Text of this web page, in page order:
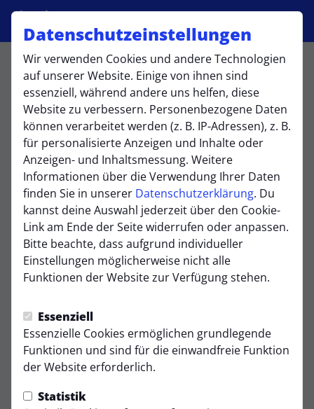
Datenschutzeinstellungen
Wir verwenden Cookies und andere Technologien
auf unserer Website. Einige von ihnen sind
essenziell, während andere uns helfen, diese
Website zu verbessern. Personenbezogene Daten
können verarbeitet werden (z. B. IP-Adressen), z. B.
für personalisierte Anzeigen und Inhalte oder
Anzeigen- und Inhaltsmessung. Weitere
Informationen über die Verwendung Ihrer Daten
finden Sie in unserer Datenschutzerklärung. Du
kannst deine Auswahl jederzeit über den Cookie-
Link am Ende der Seite widerrufen oder anpassen.
Bitte beachte, dass aufgrund individueller
Einstellungen möglicherweise nicht alle
Funktionen der Website zur Verfügung stehen.
Essenziell
Essenzielle Cookies ermöglichen grundlegende
Funktionen und sind für die einwandfreie Funktion
der Website erforderlich.
Statistik
Leo Wirtz GmbH &
Co KG Inhaber
Thomas Dold
Leo Wirtz SHK GmbH
E-Mail schreiben
zur Website
Telefon: 0221-747331